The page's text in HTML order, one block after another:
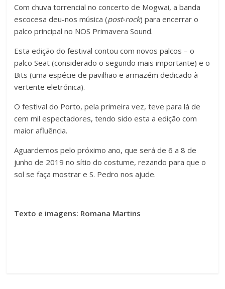
Com chuva torrencial no concerto de Mogwai, a banda
escocesa deu-nos música (post-rock) para encerrar o
palco principal no NOS Primavera Sound.
Esta edição do festival contou com novos palcos – o
palco Seat (considerado o segundo mais importante) e o
Bits (uma espécie de pavilhão e armazém dedicado à
vertente eletrónica).
O festival do Porto, pela primeira vez, teve para lá de
cem mil espectadores, tendo sido esta a edição com
maior afluência.
Aguardemos pelo próximo ano, que será de 6 a 8 de
junho de 2019 no sítio do costume, rezando para que o
sol se faça mostrar e S. Pedro nos ajude.
Texto e imagens: Romana Martins